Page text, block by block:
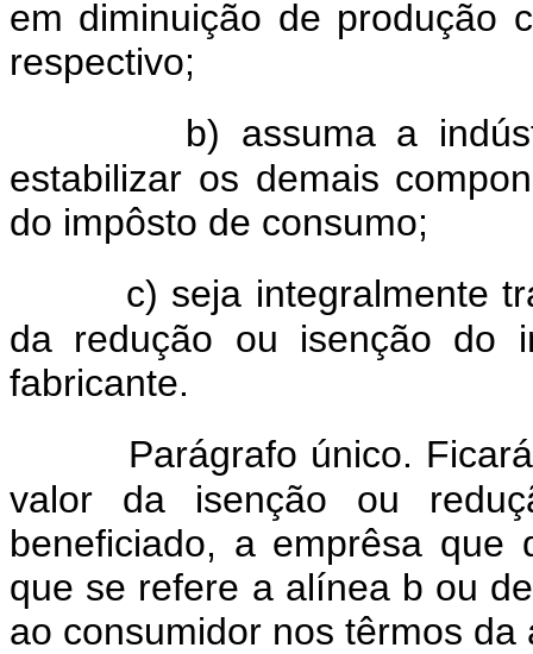
em diminuição de produção
respectivo;
b) assuma a
estabilizar os demais
do impôsto de consumo;
c) seja integralmente
da redução ou isenção do
fabricante.
Parágrafo único.
valor da isenção ou
beneficiado, a emprêsa que
que se refere a alínea b ou
ao consumidor nos têrmos da